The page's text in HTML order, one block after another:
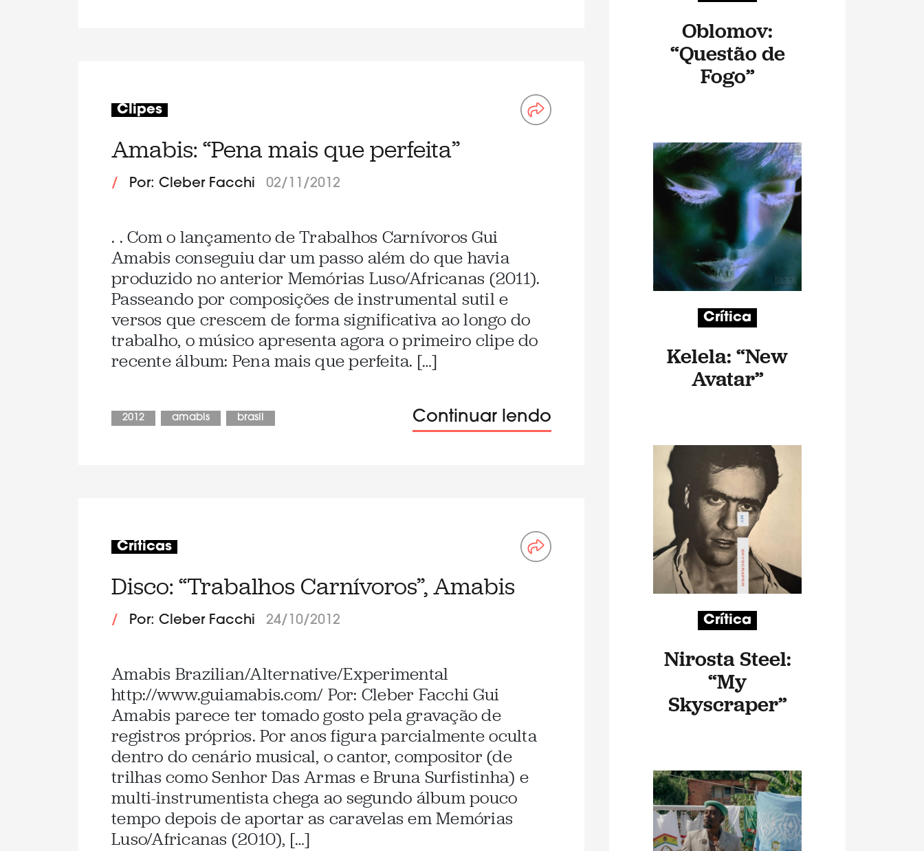
Clipes
Amabis: “Pena mais que perfeita”
/ Por: Cleber Facchi 02/11/2012
. . Com o lançamento de Trabalhos Carnívoros Gui
Amabis conseguiu dar um passo além do que havia
produzido no anterior Memórias Luso/Africanas (2011).
Passeando por composições de instrumental sutil e
versos que crescem de forma significativa ao longo do
trabalho, o músico apresenta agora o primeiro clipe do
recente álbum: Pena mais que perfeita. […]
2012 amabis brasil Continuar lendo
Críticas
Disco: “Trabalhos Carnívoros”, Amabis
/ Por: Cleber Facchi 24/10/2012
Amabis Brazilian/Alternative/Experimental
http://www.guiamabis.com/ Por: Cleber Facchi Gui
Amabis parece ter tomado gosto pela gravação de
registros próprios. Por anos figura parcialmente oculta
dentro do cenário musical, o cantor, compositor (de
trilhas como Senhor Das Armas e Bruna Surfistinha) e
multi-instrumentista chega ao segundo álbum pouco
tempo depois de aportar as caravelas em Memórias
Luso/Africanas (2010), […]
Oblomov:
“Questão de
Fogo”
Crítica
Kelela: “New
Avatar”
Crítica
Nirosta Steel:
“My
Skyscraper”